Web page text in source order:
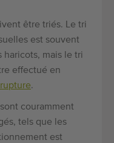
être triés. Le tri
est souvent
mais le tri
effectué en
.
couramment
tels que les
est